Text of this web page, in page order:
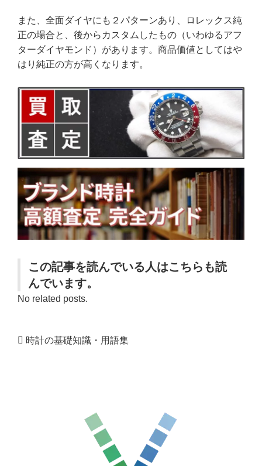
また、全面ダイヤにも２パターンあり、ロレックス純
正の場合と、後からカスタムしたもの（いわゆるアフ
ターダイヤモンド）があります。商品価値としてはや
はり純正の方が高くなります。
この記事を読んでいる人はこちらも読
んでいます。
No related posts.
時計の基礎知識・用語集